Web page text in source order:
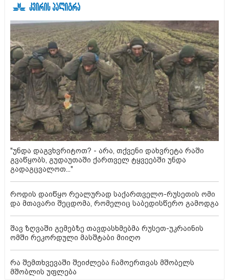
"უნდა დაგვხვრიტოთ? - არა, თქვენი დახვრეტა რაში
გვაწყობს, გუდაუთაში ქართველ ტყვეებში უნდა
გადაგცვალოთ..."
როდის დაიწყო რეალურად საქართველო-რუსეთის ომი
და მთავარი შეცდომა, რომელიც საბედისწერო გამოდგა
შავ ზღვაში გემებზე თავდასხმებმა რუსეთ-უკრაინის
ომში რეკორდული მასშტაბი მიიღო
რა შემთხვევაში შეიძლება ჩამოერთვას მშობელს
მშობლის უფლება